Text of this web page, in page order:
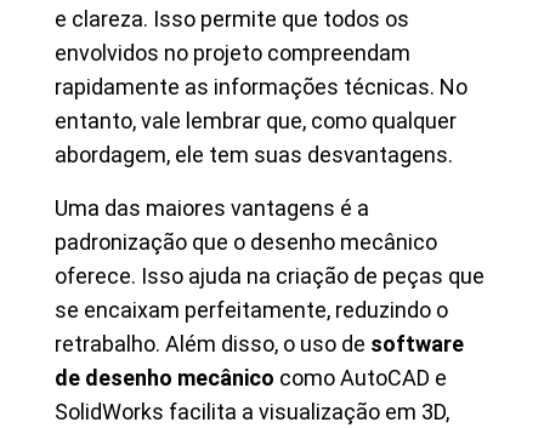
e clareza. Isso permite que todos os
envolvidos no projeto compreendam
rapidamente as informações técnicas. No
entanto, vale lembrar que, como qualquer
abordagem, ele tem suas desvantagens.
Uma das maiores vantagens é a
padronização que o desenho mecânico
oferece. Isso ajuda na criação de peças que
se encaixam perfeitamente, reduzindo o
retrabalho. Além disso, o uso de software
de desenho mecânico como AutoCAD e
SolidWorks facilita a visualização em 3D,